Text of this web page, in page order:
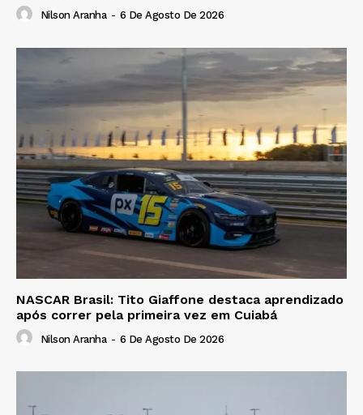
Nilson Aranha - 6 De Agosto De 2026
NASCAR Brasil: Tito Giaffone destaca aprendizado
após correr pela primeira vez em Cuiabá
Nilson Aranha - 6 De Agosto De 2026